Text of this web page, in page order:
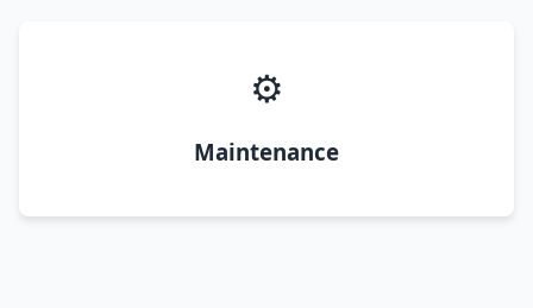
⚙️
Maintenance